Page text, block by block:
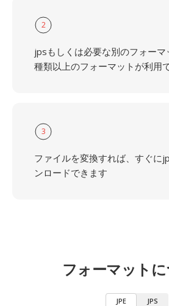
2
jpsもしくは必要な別のフォー
種類以上のフォーマットが利用
3
ファイルを変換すれば、すぐに
ンロードできます
フォーマット
JPE JPS